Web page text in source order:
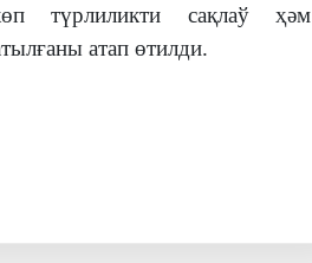
түрлиликти сақлаў ҳәм
атап өтилди.